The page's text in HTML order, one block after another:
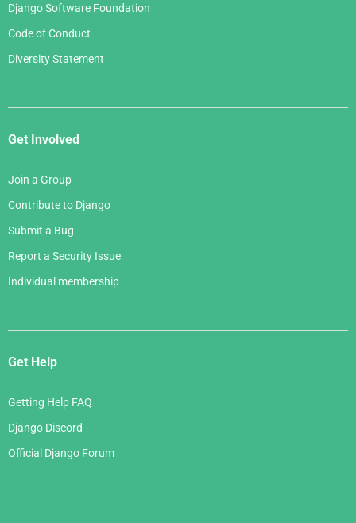
Django Software Foundation
Code of Conduct
Diversity Statement
Get Involved
Join a Group
Contribute to Django
Submit a Bug
Report a Security Issue
Individual membership
Get Help
Getting Help FAQ
Django Discord
Official Django Forum